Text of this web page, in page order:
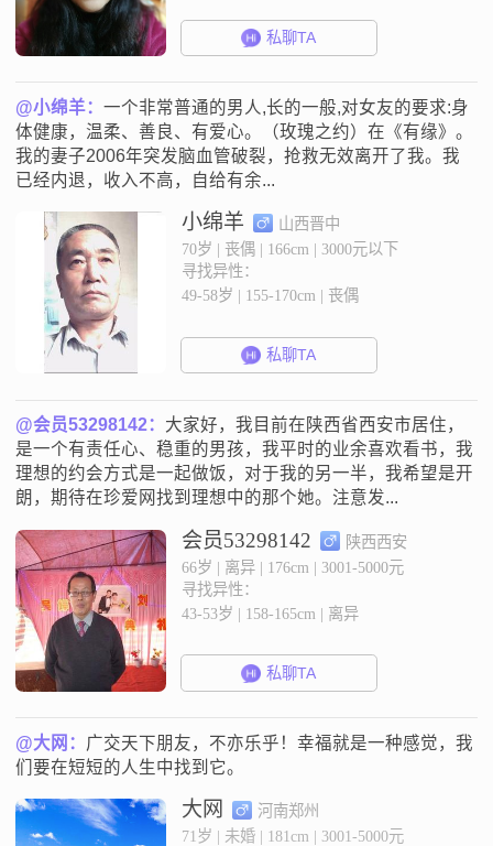
私聊TA
@小绵羊：一个非常普通的男人,长的一般,对女友的要求:身
体健康，温柔、善良、有爱心。（玫瑰之约）在《有缘》。
我的妻子2006年突发脑血管破裂，抢救无效离开了我。我
已经内退，收入不高，自给有余...
小绵羊
山西晋中
70岁 | 丧偶 | 166cm | 3000元以下
寻找异性：
49-58岁 | 155-170cm | 丧偶
私聊TA
@会员53298142： 大家好，我目前在陕西省西安市居住，
是一个有责任心、稳重的男孩，我平时的业余喜欢看书，我
理想的约会方式是一起做饭，对于我的另一半，我希望是开
朗，期待在珍爱网找到理想中的那个她。注意发...
会员53298142
陕西西安
66岁 | 离异 | 176cm | 3001-5000元
寻找异性：
43-53岁 | 158-165cm | 离异
私聊TA
@大网： 广交天下朋友，不亦乐乎！幸福就是一种感觉，我
们要在短短的人生中找到它。
大网
河南郑州
71岁 | 未婚 | 181cm | 3001-5000元